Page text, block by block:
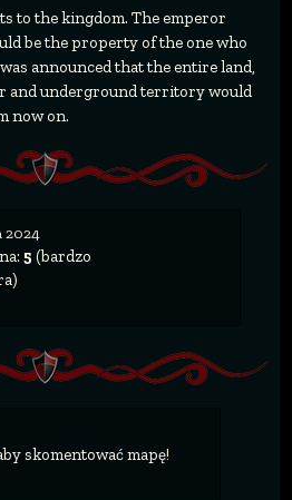
to the kingdom. The emperor
be the property of the one who
announced that the entire land,
and underground territory would
now on.
2024
5 (bardzo
skomentować mapę!